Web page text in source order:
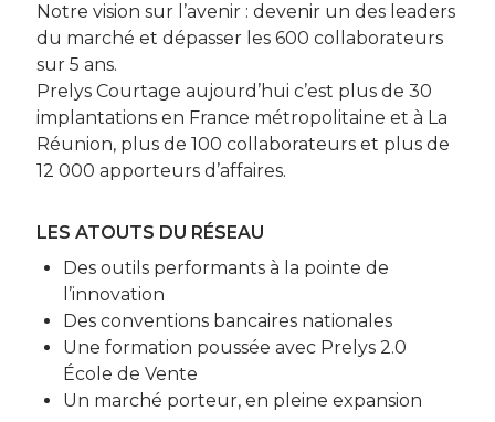
Notre vision sur l’avenir : devenir un des leaders
du marché et dépasser les 600 collaborateurs
sur 5 ans.
Prelys Courtage aujourd’hui c’est plus de 30
implantations en France métropolitaine et à La
Réunion, plus de 100 collaborateurs et plus de
12 000 apporteurs d’affaires.
LES ATOUTS DU RÉSEAU
Des outils performants à la pointe de
l’innovation
Des conventions bancaires nationales
Une formation poussée avec Prelys 2.0
École de Vente
Un marché porteur, en pleine expansion